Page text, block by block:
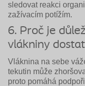
sledovat reakci
zažívacím potížím.
6. Proč je
vlákniny
Vláknina na sebe
tekutin může
proto pomáhá